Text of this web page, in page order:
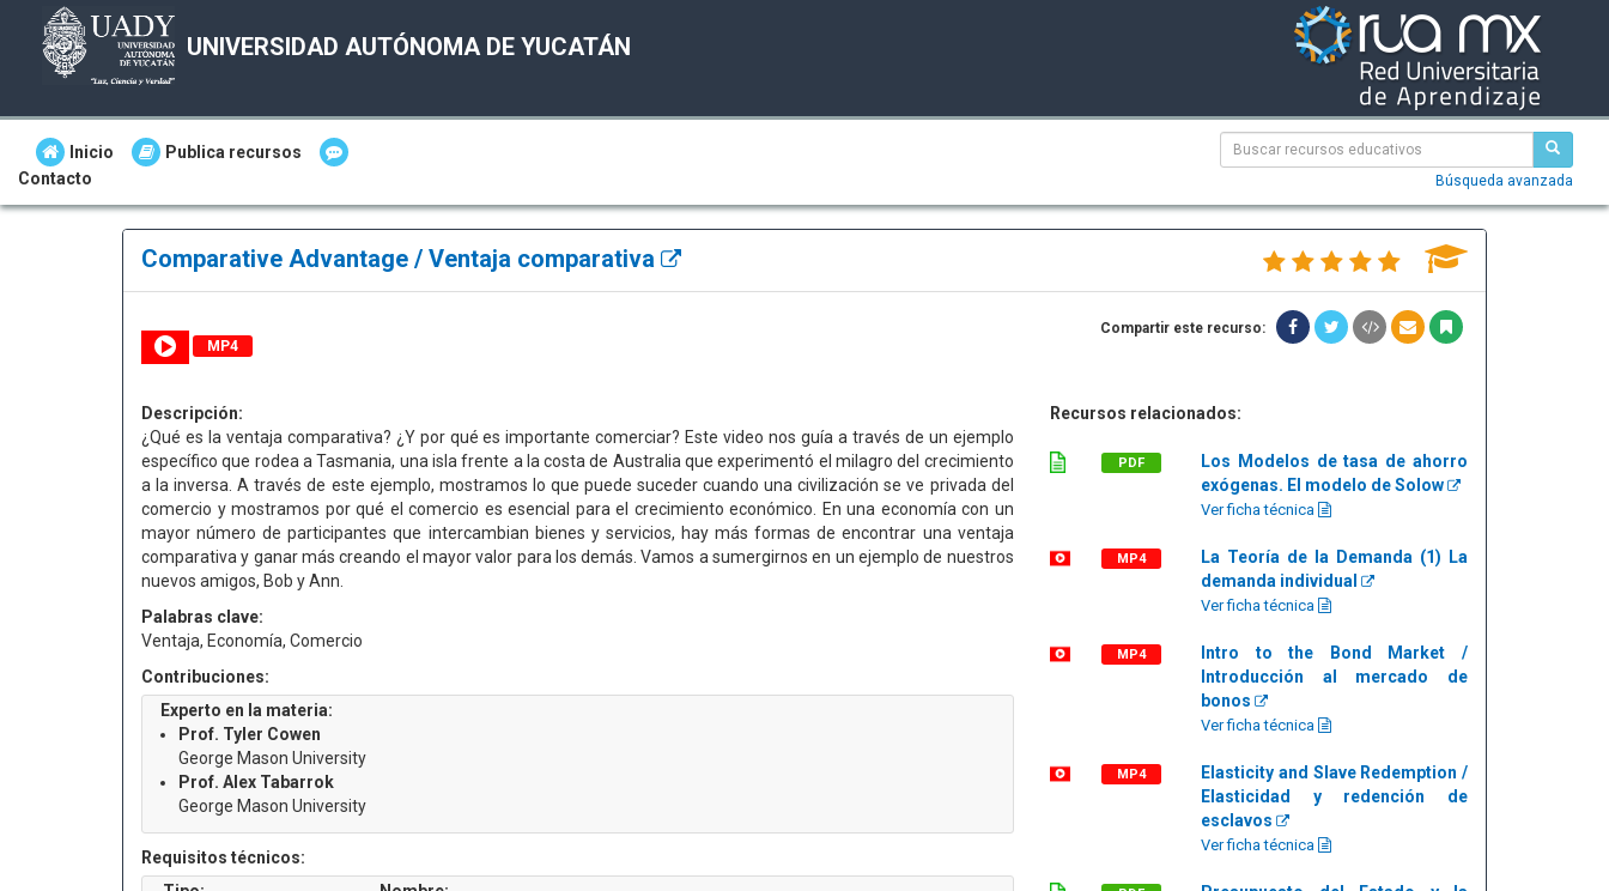
UNIVERSIDAD AUTÓNOMA DE YUCATÁN
Inicio
Publica recursos
Contacto
Búsqueda avanzada
Comparative Advantage / Ventaja comparativa
MP4
Compartir este recurso:
Descripción:
¿Qué es la ventaja comparativa? ¿Y por qué es importante comerciar? Este video nos guía a través de un ejemplo
específico que rodea a Tasmania, una isla frente a la costa de Australia que experimentó el milagro del crecimiento
a la inversa. A través de este ejemplo, mostramos lo que puede suceder cuando una civilización se ve privada del
comercio y mostramos por qué el comercio es esencial para el crecimiento económico. En una economía con un
mayor número de participantes que intercambian bienes y servicios, hay más formas de encontrar una ventaja
comparativa y ganar más creando el mayor valor para los demás. Vamos a sumergirnos en un ejemplo de nuestros
nuevos amigos, Bob y Ann.
Palabras clave:
Ventaja, Economía, Comercio
Contribuciones:
Experto en la materia:
Prof. Tyler Cowen
George Mason University
Prof. Alex Tabarrok
George Mason University
Requisitos técnicos:
Recursos relacionados:
PDF
Los Modelos de tasa de ahorro
exógenas. El modelo de Solow
Ver ficha técnica
MP4
La Teoría de la Demanda (1) La
demanda individual
Ver ficha técnica
MP4
Intro to the Bond Market /
Introducción al mercado de
bonos
Ver ficha técnica
MP4
Elasticity and Slave Redemption /
Elasticidad y redención de
esclavos
Ver ficha técnica